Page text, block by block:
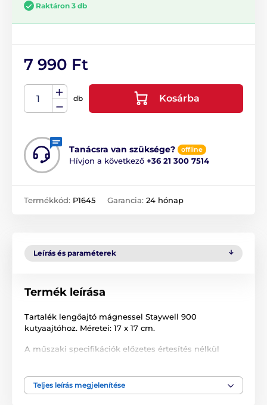
Raktáron 3 db
7 990 Ft
db Kosárba
Tanácsra van szüksége? offline
Hívjon a következő +36 21 300 7514
Termékkód: P1645 Garancia: 24 hónap
Leírás és paraméterek
Termék leírása
Tartalék lengőajtó mágnessel Staywell 900
kutyaajtóhoz. Méretei: 17 x 17 cm.
A műszaki specifikációk előzetes értesítés nélkül
Teljes leírás megjelenítése